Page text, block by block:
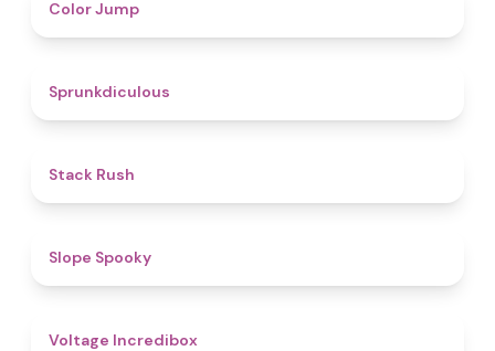
Color Jump
Sprunkdiculous
Stack Rush
Slope Spooky
Voltage Incredibox